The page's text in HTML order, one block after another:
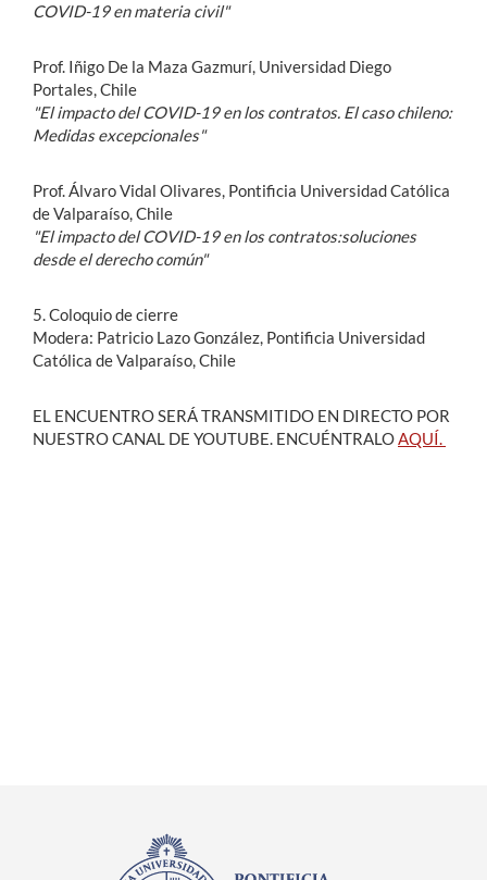
COVID-19 en materia civil"
Prof. Iñigo De la Maza Gazmurí, Universidad Diego
Portales, Chile
"El impacto del COVID-19 en los contratos. El caso chileno:
Medidas excepcionales"
Prof. Álvaro Vidal Olivares, Pontificia Universidad Católica
de Valparaíso, Chile
"El impacto del COVID-19 en los contratos:soluciones
desde el derecho común"
5. Coloquio de cierre
Modera: Patricio Lazo González, Pontificia Universidad
Católica de Valparaíso, Chile
EL ENCUENTRO SERÁ TRANSMITIDO EN DIRECTO POR
NUESTRO CANAL DE YOUTUBE. ENCUÉNTRALOAQUÍ.